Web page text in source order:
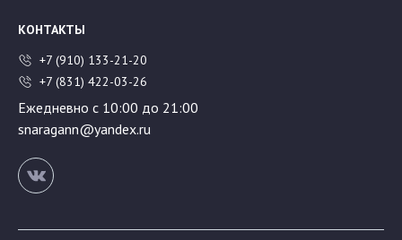
КОНТАКТЫ
+7 (910) 133-21-20
+7 (831) 422-03-26
Ежедневно с 10:00 до 21:00
snaragann@yandex.ru